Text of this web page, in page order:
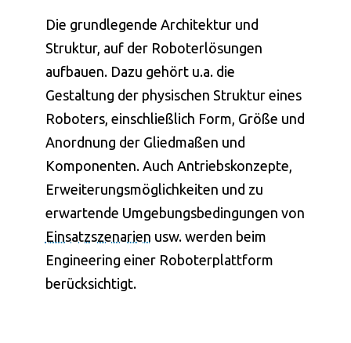
Die grundlegende Architektur und
Struktur, auf der Roboterlösungen
aufbauen. Dazu gehört u.a. die
Gestaltung der physischen Struktur eines
Roboters, einschließlich Form, Größe und
Anordnung der Gliedmaßen und
Komponenten. Auch Antriebskonzepte,
Erweiterungsmöglichkeiten und zu
erwartende Umgebungsbedingungen von
Einsatzszenarien usw. werden beim
Engineering einer Roboterplattform
berücksichtigt.